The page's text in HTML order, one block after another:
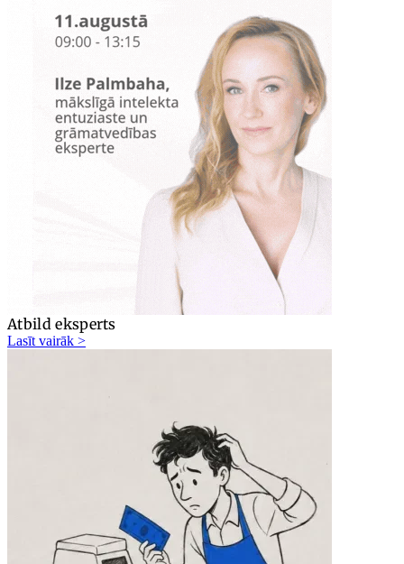
Atbild eksperts
Lasīt vairāk >